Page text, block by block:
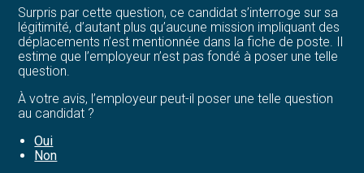
Structurer votre croissance
Être prêt pour la facturation
électronique
Surpris par cette question, ce candidat s’interroge sur sa
légitimité, d’autant plus qu’aucune mission impliquant des
déplacements n’est mentionnée dans la fiche de poste. Il
estime que l’employeur n’est pas fondé à poser une telle
question.
À votre avis, l’employeur peut-il poser une telle question
au candidat ?
Oui
Non